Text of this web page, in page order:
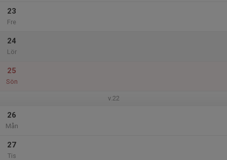
23
Fre
24
Lör
25
Sön
v.22
26
Mån
27
Tis